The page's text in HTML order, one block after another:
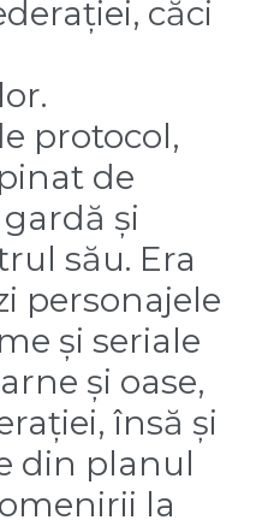
căci
protocol,
de
și
său. Era
personajele
și seriale
și oase,
însă și
din planul
la